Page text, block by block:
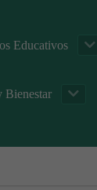
Educativos
Bienestar